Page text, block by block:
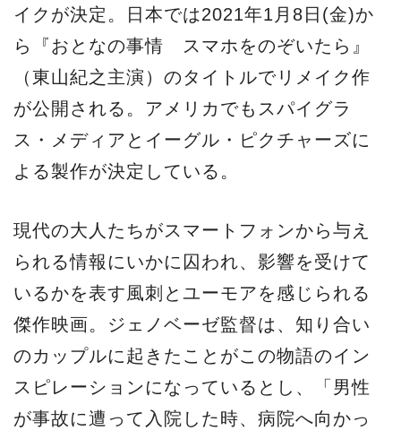
イクが決定。日本では2021年1月8日(金)か
ら『おとなの事情 スマホをのぞいたら』
（東山紀之主演）のタイトルでリメイク作
が公開される。アメリカでもスパイグラ
ス・メディアとイーグル・ピクチャーズに
よる製作が決定している。
現代の大人たちがスマートフォンから与え
られる情報にいかに囚われ、影響を受けて
いるかを表す風刺とユーモアを感じられる
傑作映画。ジェノベーゼ監督は、知り合い
のカップルに起きたことがこの物語のイン
スピレーションになっているとし、「男性
が事故に遭って入院した時、病院へ向かっ